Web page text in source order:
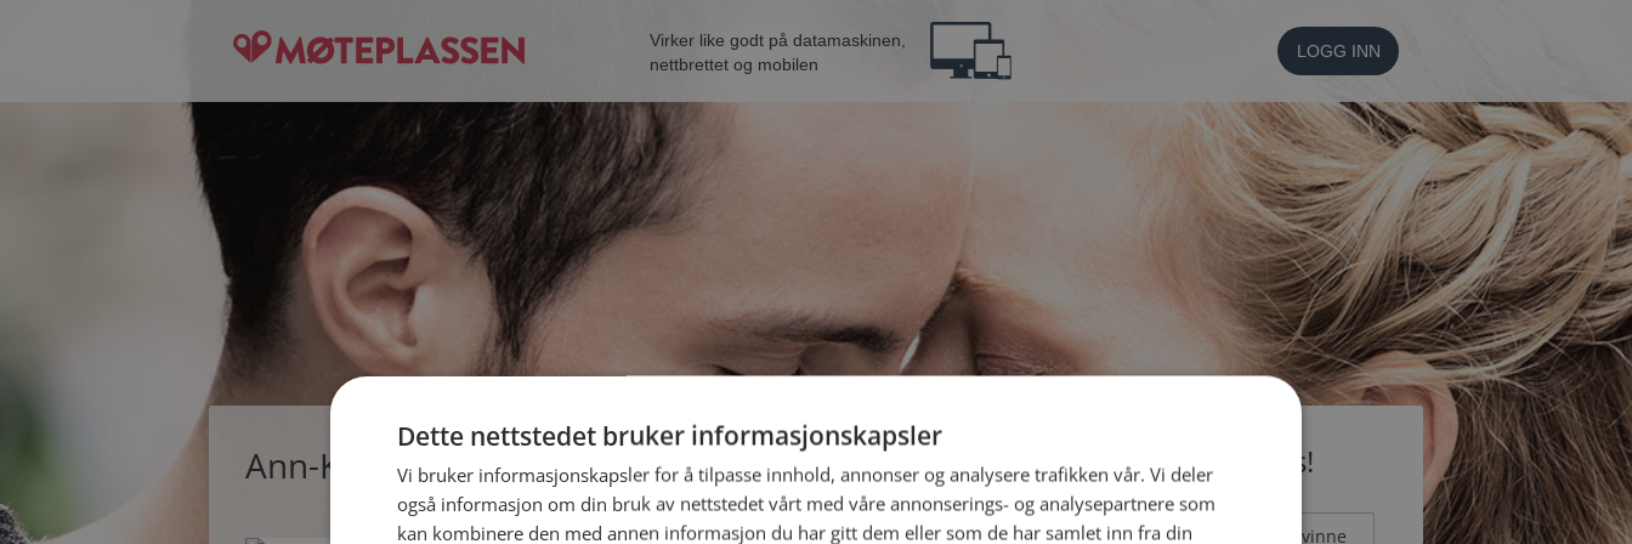
Virker like godt på datamaskinen,
nettbrettet og mobilen
LOGG INN
Ann-Kristin, single kvinne fra Rauma Bli medlem gratis!
Jeg er en: Mann Kvinne
Dette nettstedet bruker informasjonskapsler
Vi bruker informasjonskapsler for å tilpasse innhold, annonser og analysere trafikken vår. Vi deler
også informasjon om din bruk av nettstedet vårt med våre annonserings- og analysepartnere som
kan kombinere den med annen informasjon du har gitt dem eller som de har samlet inn fra din